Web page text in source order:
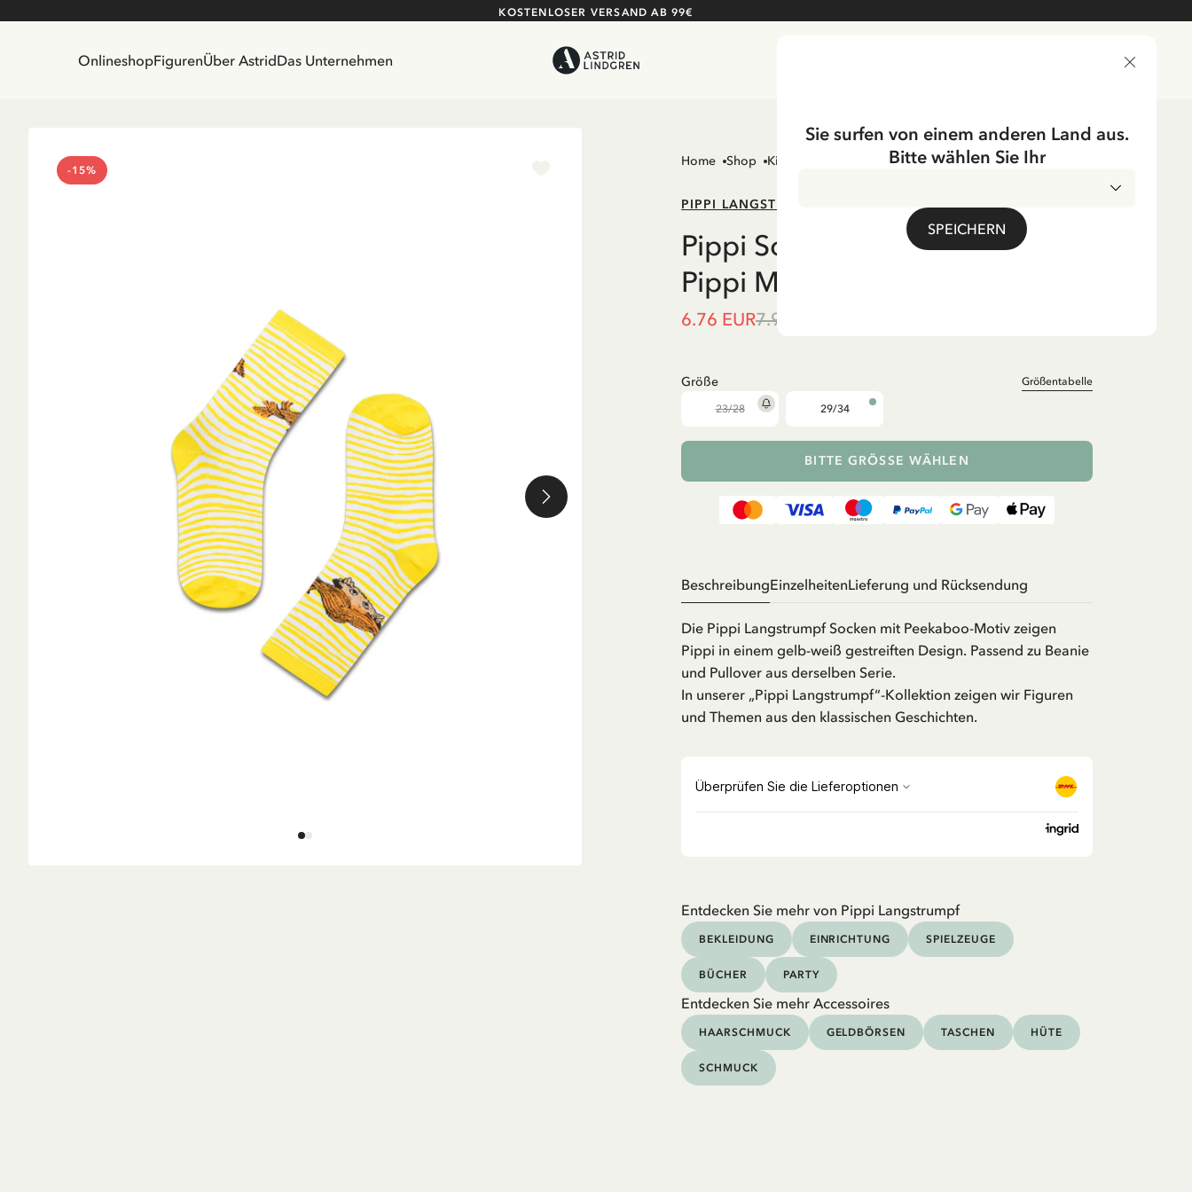
KOSTENLOSER VERSAND AB 99€
OnlineshopFigurenÜber AstridDas Unternehmen
-15%
Home Shop Kinderkleidung Unterwäsche
PIPPI LANGSTRUMPF
Pippi Socken mit Peekaboo
Pippi Motiv - Gelb-Weiß
6.76 EUR7.95 EUR
Größe Größentabelle
23/28 29/34
BITTE GRÖSSE WÄHLEN
BeschreibungEinzelheitenLieferung und Rücksendung
Die Pippi Langstrumpf Socken mit Peekaboo-Motiv zeigen
Pippi in einem gelb-weiß gestreiften Design. Passend zu Beanie
und Pullover aus derselben Serie.
In unserer „Pippi Langstrumpf“-Kollektion zeigen wir Figuren
und Themen aus den klassischen Geschichten.
Entdecken Sie mehr von Pippi Langstrumpf
BEKLEIDUNG EINRICHTUNG SPIELZEUGE
BÜCHER PARTY
Entdecken Sie mehr Accessoires
HAARSCHMUCK GELDBÖRSEN TASCHEN HÜTE
SCHMUCK
Sie surfen von einem anderen Land aus.
Bitte wählen Sie Ihr
SPEICHERN